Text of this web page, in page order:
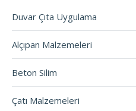
Duvar Çıta Uygulama
Alçıpan Malzemeleri
Beton Silim
Çatı Malzemeleri